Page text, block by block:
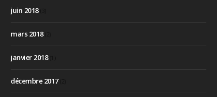
juin 2018(3)
mars 2018(2)
janvier 2018(1)
décembre 2017(2)